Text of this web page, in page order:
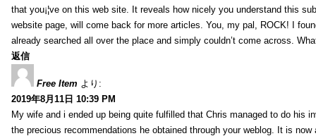
that you¡¦ve on this web site. It reveals how nicely you understand this
website page, will come back for more articles. You, my pal, ROCK! I
already searched all over the place and simply couldn’t come across.
返信
Free Item より:
2019年8月11日 10:39 PM
My wife and i ended up being quite fulfilled that Chris managed to do his
the precious recommendations he obtained through your weblog. It is now